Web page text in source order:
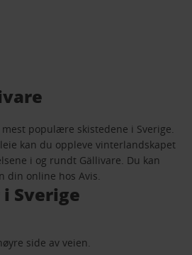
populære skistedene i Sverige.
kan du oppleve vinterlandskapet
i og rundt Gällivare. Du kan
din online hos Avis.
Sverige
side av veien.